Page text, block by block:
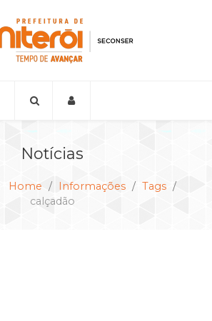
Notícias
Home Informações
Tags
calçadão